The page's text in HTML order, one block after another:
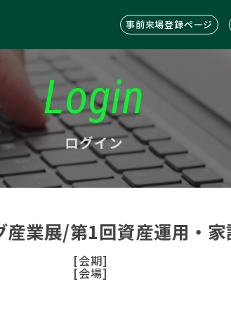
事前来場登録ページ
Login
ログイン
産業展/第1回資産運用・
[会期]
[会場]